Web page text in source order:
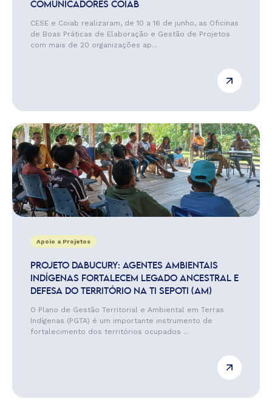
COMUNICADORES COIAB
CESE e Coiab realizaram, de 10 a 16 de junho, as Oficinas
de Boas Práticas de Elaboração e Gestão de Projetos
com mais de 20 organizações ap...
Apoio a Projetos
PROJETO DABUCURY: AGENTES AMBIENTAIS
INDÍGENAS FORTALECEM LEGADO ANCESTRAL E
DEFESA DO TERRITÓRIO NA TI SEPOTI (AM)
O Plano de Gestão Territorial e Ambiental em Terras
Indígenas (PGTA) é um importante instrumento de
fortalecimento dos territórios ocupados ...